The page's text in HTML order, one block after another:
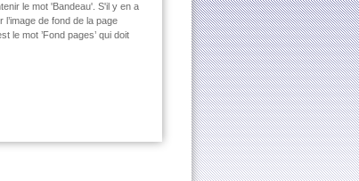
le mot 'Bandeau'. S'il y en a
de fond de la page
le mot ’Fond pages’ qui doit